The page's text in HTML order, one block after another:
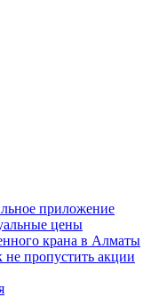
приложение
цены
крана в Алматы
не пропустить акции